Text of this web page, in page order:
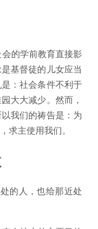
的学前教育直接影
基督徒的儿女应当
：社会条件不利于
大大减少。然而，
我们的祷告是：为
求主使用我们。
的人，也给那近处